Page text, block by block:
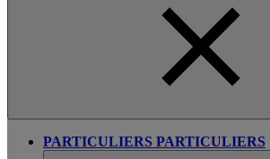
PARTICULIERS PARTICULIERS